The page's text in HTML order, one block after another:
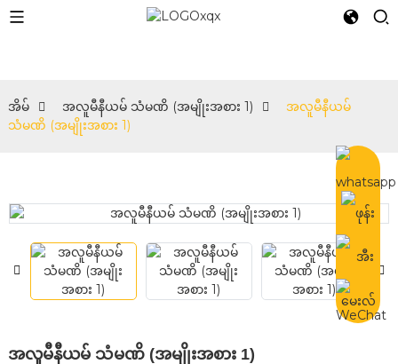
အိမ် အလူမီနီယမ် သံမဏိ (အမျိုးအစား 1)
အလူမီနီယမ်
သံမဏိ (အမျိုးအစား 1)
အလူမီနီယမ် သံမဏိ (အမျိုးအစား 1)